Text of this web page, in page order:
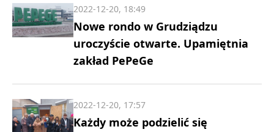
Nowe rondo w Grudziądzu
uroczyście otwarte. Upamiętnia
zakład PePeGe
2022-12-20, 18:49
Każdy może podzielić się
2022-12-20, 17:57